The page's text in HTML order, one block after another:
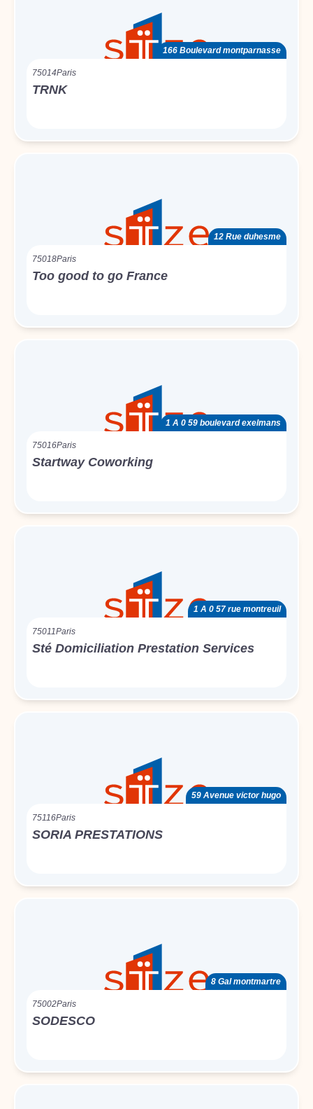
166 Boulevard montparnasse
75014Paris
TRNK
12 Rue duhesme
75018Paris
Too good to go France
1 A 0 59 boulevard exelmans
75016Paris
Startway Coworking
1 A 0 57 rue montreuil
75011Paris
Sté Domiciliation Prestation Services
59 Avenue victor hugo
75116Paris
SORIA PRESTATIONS
8 Gal montmartre
75002Paris
SODESCO